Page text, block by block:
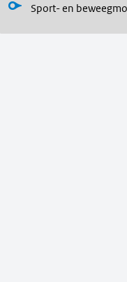
Sport- en